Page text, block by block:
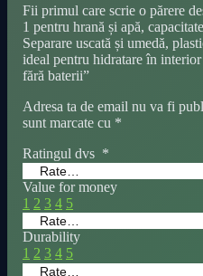
Fii primul care scrie o părere
1 pentru hrană și apă,
Separare uscată și umedă,
ideal pentru hidratare în
fără baterii”
Adresa ta de email nu va fi
sunt marcate cu *
Ratingul dvs *
Value for money
1 2 3 4 5
Durability
1 2 3 4 5